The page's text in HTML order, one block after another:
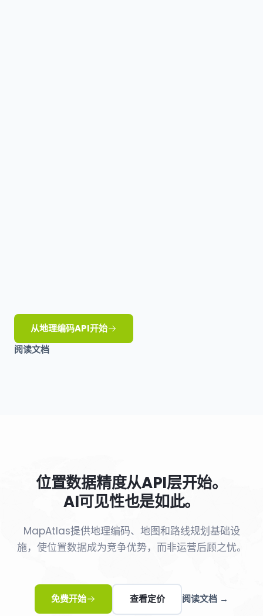
从地理编码API开始
阅读文档
位置数据精度从API层开始。
AI可见性也是如此。
MapAtlas提供地理编码、地图和路线规划基础设
施，使位置数据成为竞争优势，而非运营后顾之忧。
免费开始 查看定价 阅读文档 →